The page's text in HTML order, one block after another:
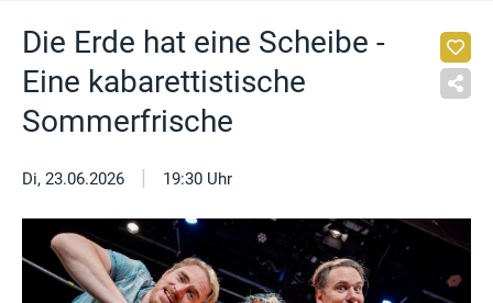
Die Erde hat eine Scheibe -
Eine kabarettistische
Sommerfrische
Di, 23.06.2026 | 19:30 Uhr